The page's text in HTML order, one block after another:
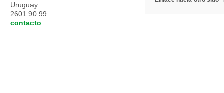
Uruguay
2601 90 99
contacto